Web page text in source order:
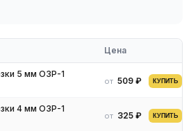
металла используется при монтажно-
Цена
5 мм ОЗР-1
от 509 ₽ КУПИТЬ
4 мм ОЗР-1
от 325 ₽ КУПИТЬ